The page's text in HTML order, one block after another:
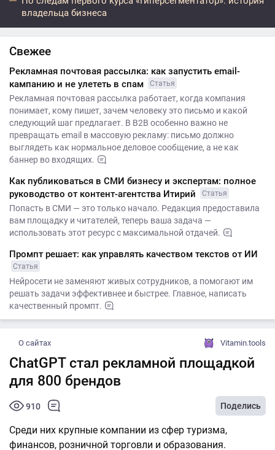
владельца бизнеса
Свежее
Рекламная почтовая рассылка: как запустить email-
кампанию и не улететь в спам
Статья
Рекламная почтовая рассылка работает, когда компания
понимает, кому пишет, зачем человеку это письмо и какой
следующий шаг предлагает. В B2B особенно важно не
превращать email в массовую рекламу: письмо должно
выглядеть как нормальное деловое сообщение, а не как
баннер во входящих.
Как публиковаться в СМИ бизнесу и экспертам: полное
руководство от контент-агентства Итирий
Статья
Попасть в СМИ — это только начало. Редакция предоставила
вам площадку и читателей, теперь ваша задача —
использовать этот ресурс с максимальной отдачей.
Промпт решает: как управлять качеством текстов от ИИ
Статья
Нейросети не заменяют живых сотрудников, а помогают им
решать задачи эффективнее и быстрее. Главное, написать
качественный промпт.
О сайтах Vitamin.tools
ChatGPT стал рекламной площадкой
для 800 брендов
910 Поделись
Среди них крупные компании из сфер туризма,
финансов, розничной торговли и образования.